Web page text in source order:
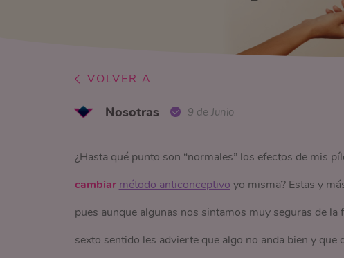
VOLVER A
Nosotras 9 de Junio
¿Hasta qué punto son “normales” los efectos de mis
cambiar método anticonceptivo yo misma? Estas y
pues aunque algunas nos sintamos muy seguras de
sexto sentido les advierte que algo no anda bien y